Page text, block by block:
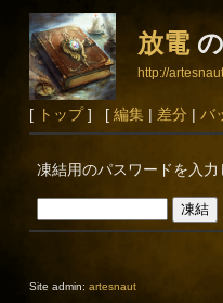
放電
http://
[ トップ] [ 編集| 差分| バ
凍結用のパスワードを入力
Site admin: artesnaut